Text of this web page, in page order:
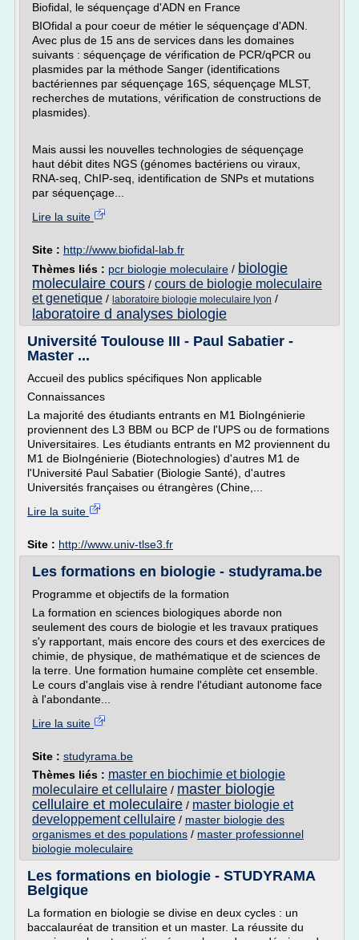
Biofidal, le séquençage d'ADN en France
BIOfidal a pour coeur de métier le séquençage d'ADN.
Avec plus de 15 ans de services dans les domaines
suivants : séquençage de vérification de PCR/qPCR ou
plasmides par la méthode Sanger (identifications
bactériennes par séquençage 16S, séquençage MLST,
recherches de mutations, vérification de constructions de
plasmides).
Mais aussi les nouvelles technologies de séquençage
haut débit dites NGS (génomes bactériens ou viraux,
RNA-seq, ChIP-seq, identification de SNPs et mutations
par séquençage...
Lire la suite
Site : http://www.biofidal-lab.fr
Thèmes liés : pcr biologie moleculaire / biologie
moleculaire cours / cours de biologie moleculaire
et genetique / laboratoire biologie moleculaire lyon /
laboratoire d analyses biologie
Université Toulouse III - Paul Sabatier -
Master ...
Accueil des publics spécifiques Non applicable
Connaissances
La majorité des étudiants entrants en M1 BioIngénierie
proviennent des L3 BBM ou BCP de l'UPS ou de formations
Universitaires. Les étudiants entrants en M2 proviennent du
M1 de BioIngénierie (Biotechnologies) d'autres M1 de
l'Université Paul Sabatier (Biologie Santé), d'autres
Universités françaises ou étrangères (Chine,...
Lire la suite
Site : http://www.univ-tlse3.fr
Les formations en biologie - studyrama.be
Programme et objectifs de la formation
La formation en sciences biologiques aborde non
seulement des cours de biologie et les travaux pratiques
s'y rapportant, mais encore des cours et des exercices de
chimie, de physique, de mathématique et de sciences de
la terre. Une formation humaine complète cet ensemble.
Le cours d'anglais vise à rendre l'étudiant autonome face
à l'abondante...
Lire la suite
Site : studyrama.be
Thèmes liés : master en biochimie et biologie
moleculaire et cellulaire / master biologie
cellulaire et moleculaire / master biologie et
developpement cellulaire / master biologie des
organismes et des populations / master professionnel
biologie moleculaire
Les formations en biologie - STUDYRAMA
Belgique
La formation en biologie se divise en deux cycles : un
baccalauréat de transition et un master. La réussite du